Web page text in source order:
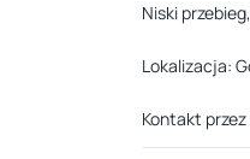
Niski
Lokalizacja:
Kontakt